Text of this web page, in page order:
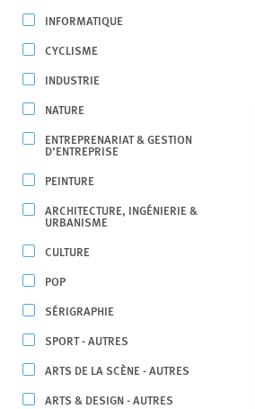
INFORMATIQUE
CYCLISME
INDUSTRIE
NATURE
ENTREPRENARIAT & GESTION
D’ENTREPRISE
PEINTURE
ARCHITECTURE, INGÉNIERIE &
URBANISME
CULTURE
POP
SÉRIGRAPHIE
SPORT - AUTRES
ARTS DE LA SCÈNE - AUTRES
ARTS & DESIGN - AUTRES